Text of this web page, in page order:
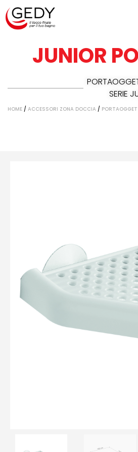
JUNIOR
SERIE
HOME / ACCESSORI ZONA DOCCIA /